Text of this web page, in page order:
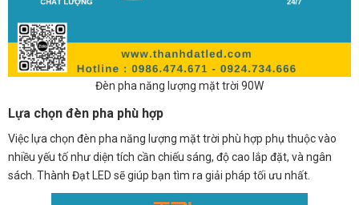
Đèn pha năng lượng mặt trời 90W
Lựa chọn đèn pha phù hợp
Việc lựa chọn đèn pha năng lượng mặt trời phù hợp phụ thuộc vào
nhiều yếu tố như diện tích cần chiếu sáng, độ cao lắp đặt, và ngân
sách. Thành Đạt LED sẽ giúp bạn tìm ra giải pháp tối ưu nhất.